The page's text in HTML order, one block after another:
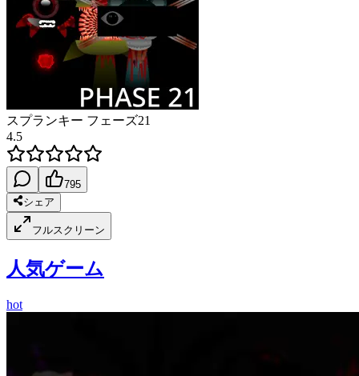
スプランキー フェーズ21
4.5
795
シェア
フルスクリーン
人気ゲーム
hot